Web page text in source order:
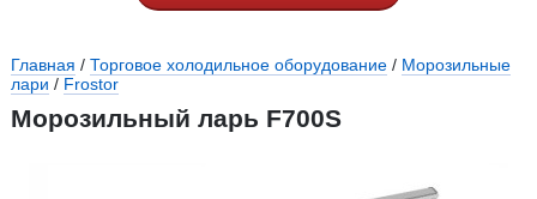
Вы здесь
Главная / Торговое холодильное оборудование / Морозильные
лари / Frostor
Морозильный ларь F700S